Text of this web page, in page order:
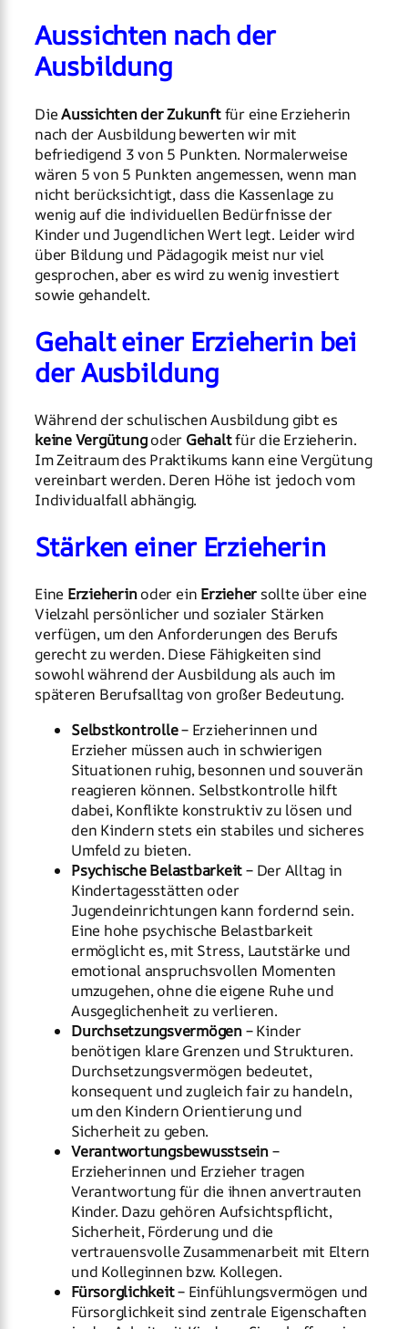
Aussichten nach der
Ausbildung
DieAussichten der Zukunftfür eine Erzieherin
nach der Ausbildung bewerten wir mit
befriedigend 3 von 5 Punkten. Normalerweise
wären 5 von 5 Punkten angemessen, wenn man
nicht berücksichtigt, dass die Kassenlage zu
wenig auf die individuellen Bedürfnisse der
Kinder und Jugendlichen Wert legt. Leider wird
über Bildung und Pädagogik meist nur viel
gesprochen, aber es wird zu wenig investiert
sowie gehandelt.
Gehalt einer Erzieherin bei
der Ausbildung
Während der schulischen Ausbildung gibt es
keine Vergütungoder Gehaltfür die Erzieherin.
Im Zeitraum des Praktikums kann eine Vergütung
vereinbart werden. Deren Höhe ist jedoch vom
Individualfall abhängig.
Stärken einer Erzieherin
Eine Erzieherinoder ein Erzieher sollte über eine
Vielzahl persönlicher und sozialer Stärken
verfügen, um den Anforderungen des Berufs
gerecht zu werden. Diese Fähigkeiten sind
sowohl während der Ausbildung als auch im
späteren Berufsalltag von großer Bedeutung.
Selbstkontrolle– Erzieherinnen und
Erzieher müssen auch in schwierigen
Situationen ruhig, besonnen und souverän
reagieren können. Selbstkontrolle hilft
dabei, Konflikte konstruktiv zu lösen und
den Kindern stets ein stabiles und sicheres
Umfeld zu bieten.
Psychische Belastbarkeit– Der Alltag in
Kindertagesstätten oder
Jugendeinrichtungen kann fordernd sein.
Eine hohe psychische Belastbarkeit
ermöglicht es, mit Stress, Lautstärke und
emotional anspruchsvollen Momenten
umzugehen, ohne die eigene Ruhe und
Ausgeglichenheit zu verlieren.
Durchsetzungsvermögen– Kinder
benötigen klare Grenzen und Strukturen.
Durchsetzungsvermögen bedeutet,
konsequent und zugleich fair zu handeln,
um den Kindern Orientierung und
Sicherheit zu geben.
Verantwortungsbewusstsein–
Erzieherinnen und Erzieher tragen
Verantwortung für die ihnen anvertrauten
Kinder. Dazu gehören Aufsichtspflicht,
Sicherheit, Förderung und die
vertrauensvolle Zusammenarbeit mit Eltern
und Kolleginnen bzw. Kollegen.
Fürsorglichkeit– Einfühlungsvermögen und
Fürsorglichkeit sind zentrale Eigenschaften